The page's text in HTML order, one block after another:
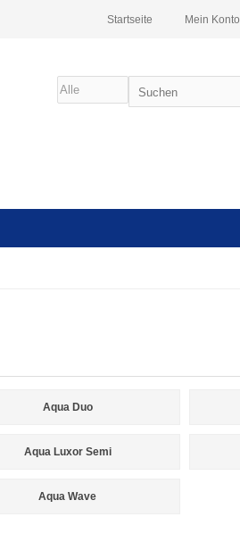
Mein Konto
Startseite
Aqua Duo
Aqua Luxor Semi
Aqua Wave